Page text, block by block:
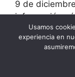
9 de
información
[/ Usamos
experiencia en